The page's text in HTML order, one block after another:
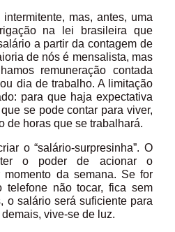
mas, antes, uma
na lei brasileira que
a partir da contagem de
de nós é mensalista, mas
remuneração contada
dia de trabalho. A limitação
para que haja expectativa
se pode contar para viver,
de horas que se trabalhará.
o “salário-surpresinha”. O
ter o poder de acionar o
da semana. Se for
telefone não tocar, fica sem
o salário será suficiente para
vive-se de luz.